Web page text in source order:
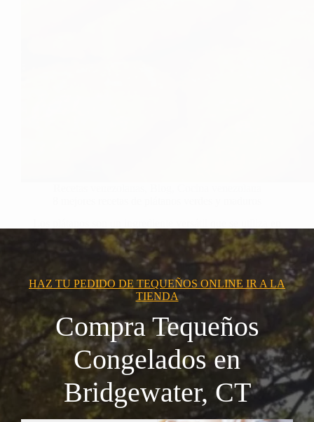
muchas cocinas…
HAZ TU PEDIDO DE TEQUEÑOS ONLINE IR A LA
TIENDA
Compra Tequeños
Congelados en
Bridgewater, CT